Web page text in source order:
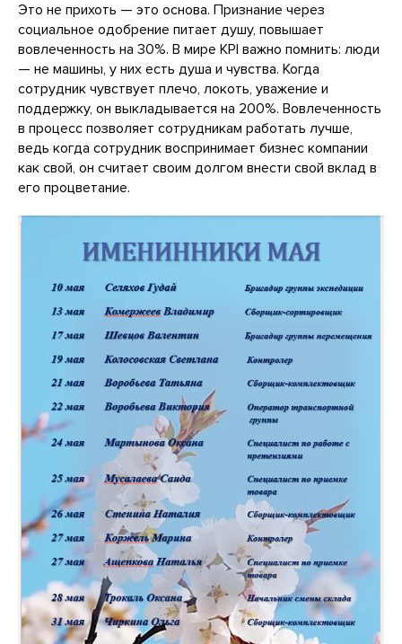
Это не прихоть — это основа. Признание через
социальное одобрение питает душу, повышает
вовлеченность на 30%. В мире KPI важно помнить: люди
— не машины, у них есть душа и чувства. Когда
сотрудник чувствует плечо, локоть, уважение и
поддержку, он выкладывается на 200%. Вовлеченность
в процесс позволяет сотрудникам работать лучше,
ведь когда сотрудник воспринимает бизнес компании
как свой, он считает своим долгом внести свой вклад в
его процветание.